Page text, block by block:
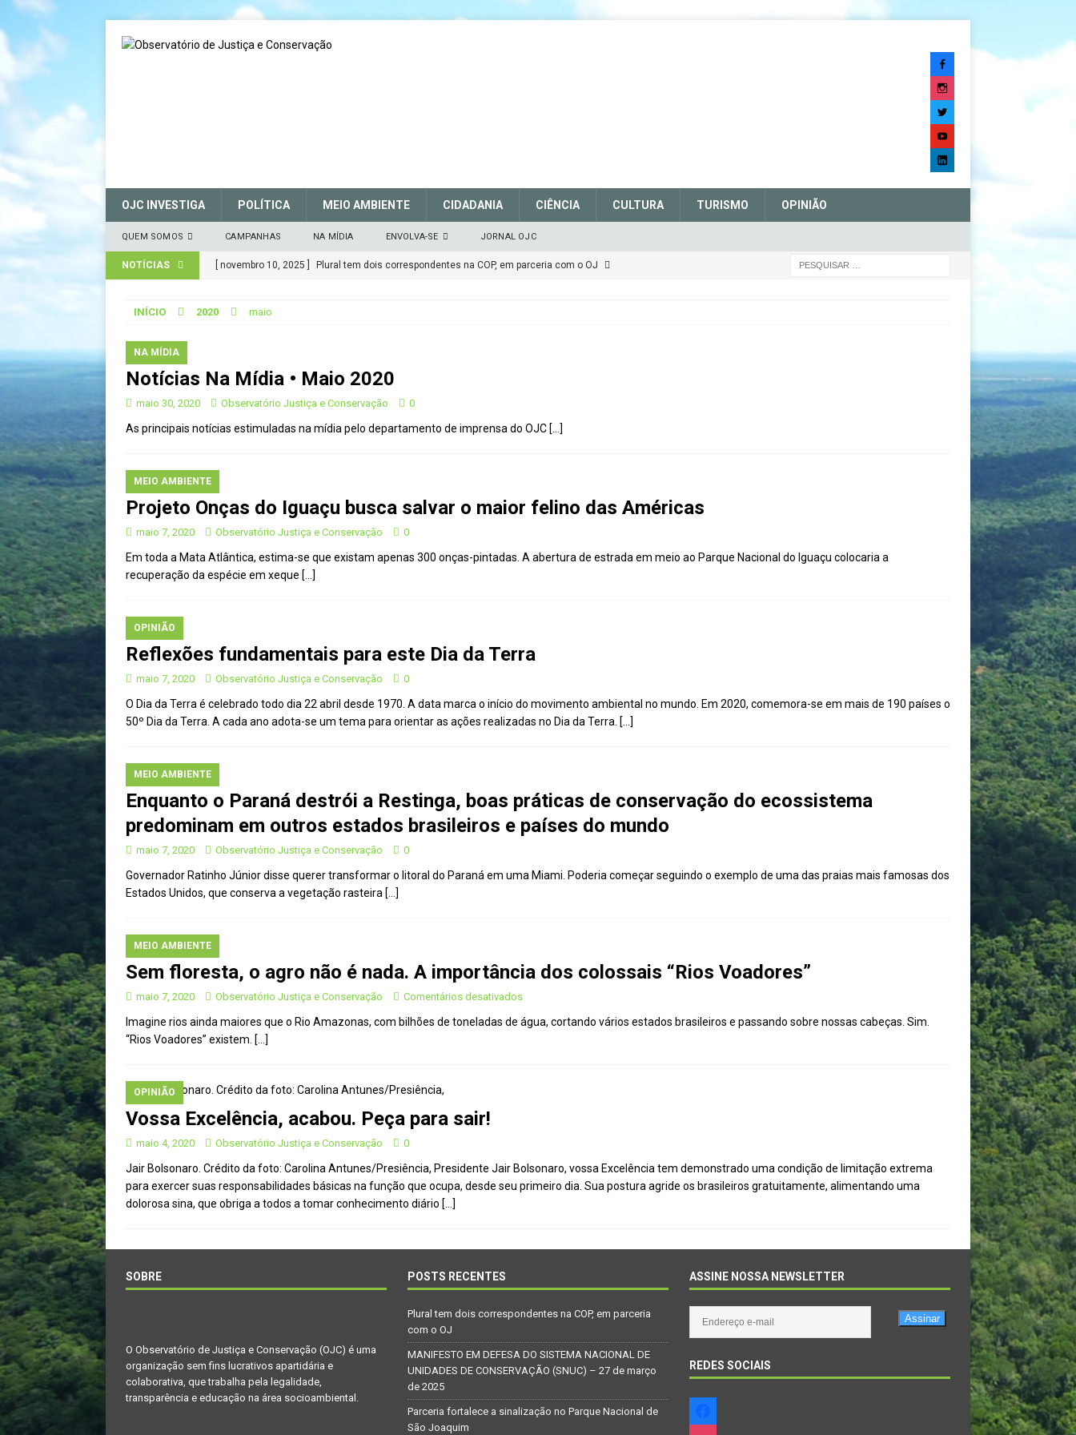
OJC INVESTIGA POLÍTICA MEIO AMBIENTE CIDADANIA CIÊNCIA CULTURA TURISMO OPINIÃO
QUEM SOMOS CAMPANHAS NA MÍDIA ENVOLVA-SE JORNAL OJC
NOTÍCIAS [ novembro 10, 2025 ] Plural tem dois correspondentes na COP, em parceria com o OJ
[ janeiro 22, 2025 ] Parceria fortalece a sinalização no Parque Nacional de São Joaquim
CIDADANIA
[ novembro 29, 2024 ] Nota de Atenção CIDADANIA
[ agosto 23, 2023 ] Governo do Paraná se nega a combater desmatamento ilegal na Mata Atlântica
OJC INVESTIGA
[ outubro 3, 2022 ] Yanomami – De volta ao século XVI CIDADANIA
[ abril 11, 2022 ] Papagaio-verdadeiro: comércio ilegal faz com que aves percam o habitat natural
CIDADANIA
INÍCIO 2020 maio
NA MÍDIA
Notícias Na Mídia • Maio 2020
maio 30, 2020 Observatório Justiça e Conservação 0
As principais notícias estimuladas na mídia pelo departamento de imprensa do OJC […]
MEIO AMBIENTE
Projeto Onças do Iguaçu busca salvar o maior felino das Américas
maio 7, 2020 Observatório Justiça e Conservação 0
Em toda a Mata Atlântica, estima-se que existam apenas 300 onças-pintadas. A abertura de estrada em meio ao Parque Nacional do Iguaçu colocaria a
recuperação da espécie em xeque […]
OPINIÃO
Reflexões fundamentais para este Dia da Terra
maio 7, 2020 Observatório Justiça e Conservação 0
O Dia da Terra é celebrado todo dia 22 abril desde 1970. A data marca o início do movimento ambiental no mundo. Em 2020, comemora-se em mais de 190 países o
50º Dia da Terra. A cada ano adota-se um tema para orientar as ações realizadas no Dia da Terra. […]
MEIO AMBIENTE
Enquanto o Paraná destrói a Restinga, boas práticas de conservação do ecossistema
predominam em outros estados brasileiros e países do mundo
maio 7, 2020 Observatório Justiça e Conservação 0
Governador Ratinho Júnior disse querer transformar o litoral do Paraná em uma Miami. Poderia começar seguindo o exemplo de uma das praias mais famosas dos
Estados Unidos, que conserva a vegetação rasteira […]
MEIO AMBIENTE
Sem floresta, o agro não é nada. A importância dos colossais “Rios Voadores”
maio 7, 2020 Observatório Justiça e Conservação Comentários desativados
Imagine rios ainda maiores que o Rio Amazonas, com bilhões de toneladas de água, cortando vários estados brasileiros e passando sobre nossas cabeças. Sim.
“Rios Voadores” existem. […]
OPINIÃO
Vossa Excelência, acabou. Peça para sair!
maio 4, 2020 Observatório Justiça e Conservação 0
Jair Bolsonaro. Crédito da foto: Carolina Antunes/Presiência, Presidente Jair Bolsonaro, vossa Excelência tem demonstrado uma condição de limitação extrema
para exercer suas responsabilidades básicas na função que ocupa, desde seu primeiro dia. Sua postura agride os brasileiros gratuitamente, alimentando uma
dolorosa sina, que obriga a todos a tomar conhecimento diário […]
SOBRE
O Observatório de Justiça e Conservação (OJC) é uma
organização sem fins lucrativos apartidária e
colaborativa, que trabalha pela legalidade,
transparência e educação na área socioambiental.
POSTS RECENTES
Plural tem dois correspondentes na COP, em parceria
com o OJ
MANIFESTO EM DEFESA DO SISTEMA NACIONAL DE
UNIDADES DE CONSERVAÇÃO (SNUC) – 27 de março
de 2025
Parceria fortalece a sinalização no Parque Nacional de
São Joaquim
ASSINE NOSSA NEWSLETTER
Assinar
REDES SOCIAIS